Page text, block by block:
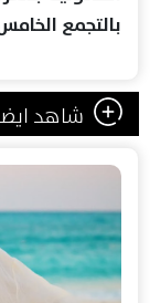
بالتجمع
شاهد